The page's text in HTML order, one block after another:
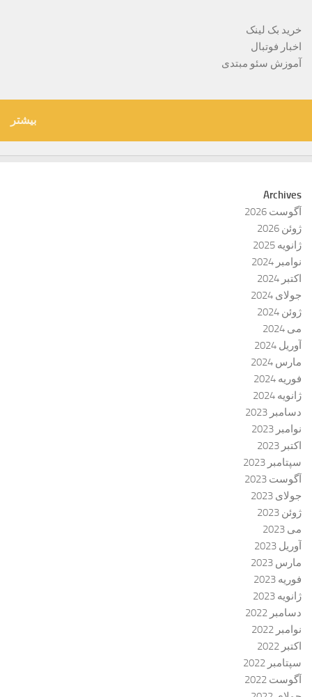
خرید بک لینک
اخبار فوتبال
آموزش سئو مبتدی
بیشتر
Archives
آگوست 2026
ژوئن 2026
ژانویه 2025
نوامبر 2024
اکتبر 2024
جولای 2024
ژوئن 2024
می 2024
آوریل 2024
مارس 2024
فوریه 2024
ژانویه 2024
دسامبر 2023
نوامبر 2023
اکتبر 2023
سپتامبر 2023
آگوست 2023
جولای 2023
ژوئن 2023
می 2023
آوریل 2023
مارس 2023
فوریه 2023
ژانویه 2023
دسامبر 2022
نوامبر 2022
اکتبر 2022
سپتامبر 2022
آگوست 2022